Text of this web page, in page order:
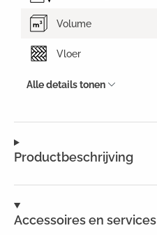
Productbeschrijving
Accessoires en services
Volume
Vloer
Alle details tonen